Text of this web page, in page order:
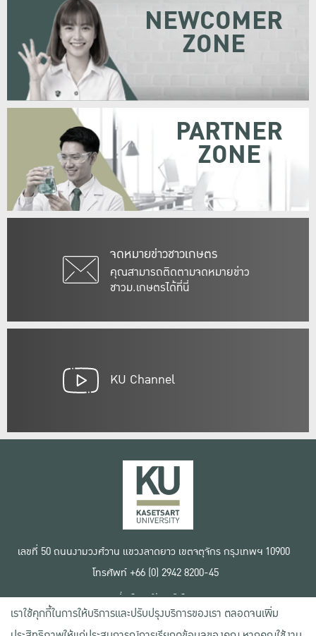
จดหมายข่าวชาวเกษตร
คุณสามารถติดตามจดหมายข่าว
ชาวม.เกษตรได้ที่นี่
NEWCOMER
ZONE
PARTNER
ZONE
KU Channel
เลขที่ 50 ถนนงามวงศ์วาน แขวงลาดยาว เขตจตุจักร กรุงเทพฯ 10900
โทรศัพท์ +66 (0) 2942 8200-45
เงื่อนไขการใช้งานเว็บไซต์
ข้อตกลงด้านสิทธิ์ใช้งาน
นโยบายความเป็นส่วนตัว
เราใช้คุกกี้ในการให้บริการและปรับปรุงบริการของเรา ตลอดจนเพิ่ม